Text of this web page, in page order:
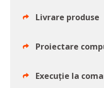
Livrare produse
Proiectare
Execuție la